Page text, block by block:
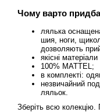
Чому варто
лялька
шия, ноги,
дозволяють
якісні
100% MATTEL;
в комплекті:
незвичайний
ляльок.
Зберіть всю